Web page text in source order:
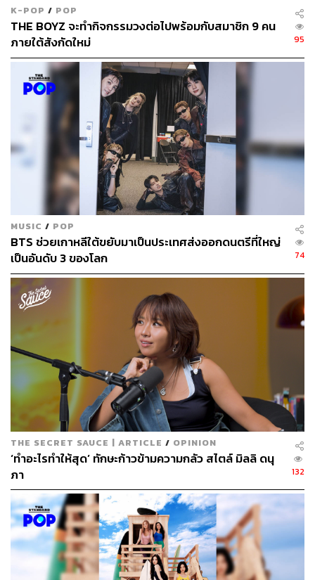
K-POP / POP
THE BOYZ จะทำกิจกรรมวงต่อไปพร้อมกับสมาชิก 9 คน
ภายใต้สังกัดใหม่
95
MUSIC / POP
BTS ช่วยเกาหลีใต้ขยับมาเป็นประเทศส่งออกดนตรีที่ใหญ่
เป็นอันดับ 3 ของโลก
74
THE SECRET SAUCE | ARTICLE / OPINION
‘ทำอะไรทำให้สุด’ ทักษะก้าวข้ามความกลัว สไตล์ มิลลิ ดนุ
ภา
132